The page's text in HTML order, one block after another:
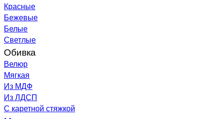
Красные
Бежевые
Белые
Светлые
Обивка
Велюр
Мягкая
Из МДФ
Из ЛДСП
С каретной стяжкой